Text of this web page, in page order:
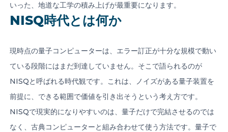
いった、地道な工学の積み上げが最重要になります。
NISQ時代とは何か
現時点の量子コンピューターは、エラー訂正が十分な規模で動い
ている段階にはまだ到達していません。そこで語られるのが
NISQと呼ばれる時代観です。これは、ノイズがある量子装置を
前提に、できる範囲で価値を引き出そうという考え方です。
NISQで現実的になりやすいのは、量子だけで完結させるのでは
なく、古典コンピューターと組み合わせて使う方法です。量子で